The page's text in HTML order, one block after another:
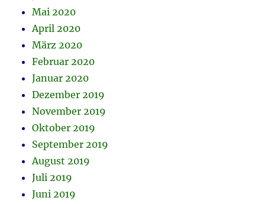
Mai 2020
April 2020
März 2020
Februar 2020
Januar 2020
Dezember 2019
November 2019
Oktober 2019
September 2019
August 2019
Juli 2019
Juni 2019